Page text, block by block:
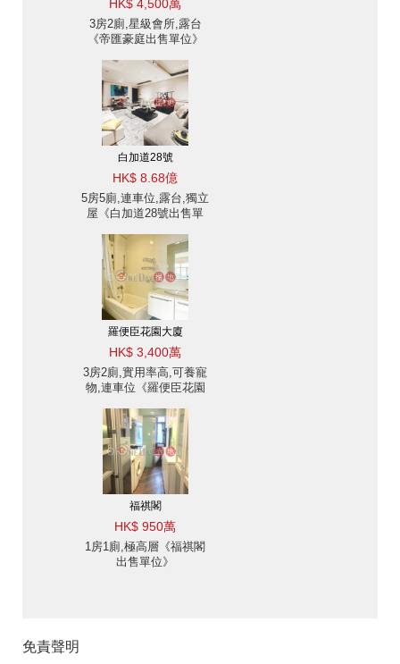
HK$ 4,500萬
3房2廁,星級會所,露台
《帝匯豪庭出售單位》
白加道28號
HK$ 8.68億
5房5廁,連車位,露台,獨立
屋《白加道28號出售單
羅便臣花園大廈
HK$ 3,400萬
3房2廁,實用率高,可養寵
物,連車位《羅便臣花園
福祺閣
HK$ 950萬
1房1廁,極高層《福祺閣
出售單位》
免責聲明